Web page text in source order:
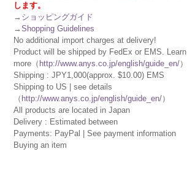
します。
→ ショッピングガイド
→Shopping Guidelines
No additional import charges at delivery!
Product will be shipped by FedEx or EMS. Learn
more（ http://www.anys.co.jp/english/guide_en/）
Shipping : JPY1,000(approx. $10.00) EMS
Shipping to US | see details
（ http://www.anys.co.jp/english/guide_en/）
All products are located in Japan
Delivery : Estimated between
Payments: PayPal | See payment information
Buying an item